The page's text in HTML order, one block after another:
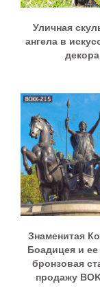
Уличная
ангела в
декора
Знаменитая
Боадицея и
бронзовая
продажу